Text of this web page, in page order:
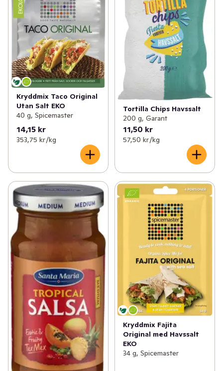
Kryddmix Taco Original
Utan Salt EKO
40 g, Spicemaster
14,15 kr
353,75 kr /kg
Tortilla Chips Havssalt
200 g, Garant
11,50 kr
57,50 kr /kg
Kryddmix Fajita
Original med Havssalt
EKO
34 g, Spicemaster